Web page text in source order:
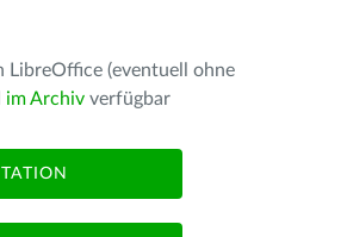
LibreOffice (eventuell ohne
im Archiv verfügbar